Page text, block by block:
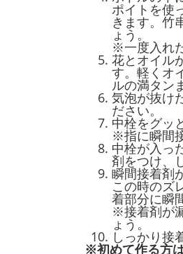
ポイトを使
きます。竹
ょう。
※一度入れ
花とオイル
す。軽くオ
ルの満タン
気泡が抜け
ださい。
中栓をグッ
※指に瞬間
中栓が入っ
剤をつけ、
瞬間接着剤
この時のズ
着部分に瞬
※接着剤が
ょう。
しっかり接
※初めて作る方